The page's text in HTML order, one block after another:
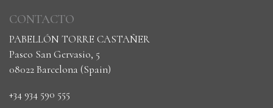
CONTACTO
PABELLÓN TORRE CASTAÑER
Paseo San Gervasio, 5
08022 Barcelona (Spain)
+34 934 590 555